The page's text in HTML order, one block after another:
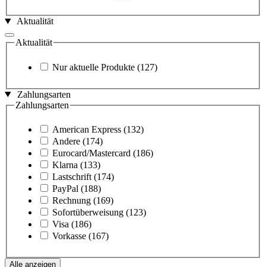
Aktualität
Aktualität
Nur aktuelle Produkte (127)
Zahlungsarten
Zahlungsarten
American Express (132)
Andere (174)
Eurocard/Mastercard (186)
Klarna (133)
Lastschrift (174)
PayPal (188)
Rechnung (169)
Sofortüberweisung (123)
Visa (186)
Vorkasse (167)
Alle anzeigen